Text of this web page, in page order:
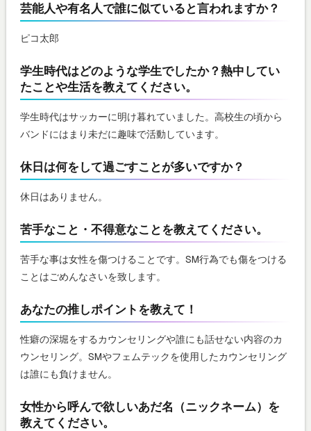
芸能人や有名人で誰に似ていると言われますか？
ピコ太郎
学生時代はどのような学生でしたか？熱中してい
たことや生活を教えてください。
学生時代はサッカーに明け暮れていました。高校生の頃から
バンドにはまり未だに趣味で活動しています。
休日は何をして過ごすことが多いですか？
休日はありません。
苦手なこと・不得意なことを教えてください。
苦手な事は女性を傷つけることです。SM行為でも傷をつける
ことはごめんなさいを致します。
あなたの推しポイントを教えて！
性癖の深堀をするカウンセリングや誰にも話せない内容のカ
ウンセリング。SMやフェムテックを使用したカウンセリング
は誰にも負けません。
女性から呼んで欲しいあだ名（ニックネーム）を
教えてください。